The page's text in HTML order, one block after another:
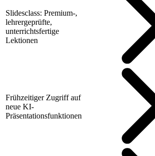
Slidesclass: Premium-,
lehrergeprüfte,
unterrichtsfertige
Lektionen
Frühzeitiger Zugriff auf
neue KI-
Präsentationsfunktionen